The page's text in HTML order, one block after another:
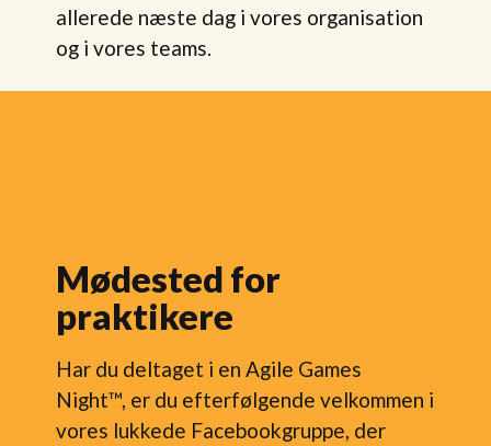
allerede næste dag i vores organisation
og i vores teams.
Mødested for
praktikere
Har du deltaget i en Agile Games
Night™, er du efterfølgende velkommen i
vores lukkede Facebookgruppe, der